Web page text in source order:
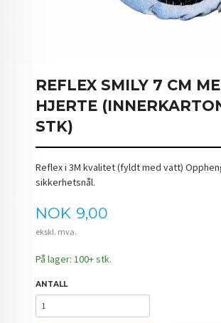
REFLEX SMILY 7 CM
HJERTE
STK)
Reflex i 3M kvalitet (fyldt med vatt)
sikkerhetsnål.
Pris
NOK 9,00
ekskl. mva.
På lager: 100+ stk.
ANTALL